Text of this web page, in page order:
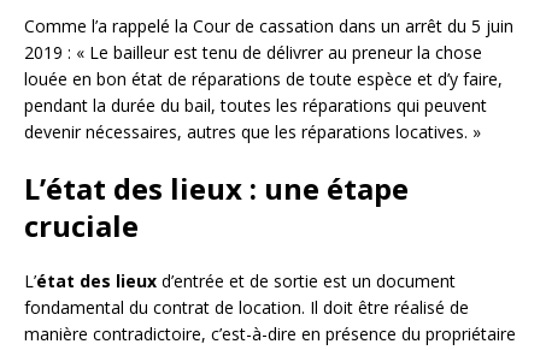
Comme l’a rappelé la Cour de cassation dans un arrêt du 5 juin
2019 : « Le bailleur est tenu de délivrer au preneur la chose
louée en bon état de réparations de toute espèce et d’y faire,
pendant la durée du bail, toutes les réparations qui peuvent
devenir nécessaires, autres que les réparations locatives. »
L’état des lieux : une étape
cruciale
L’état des lieux d’entrée et de sortie est un document
fondamental du contrat de location. Il doit être réalisé de
manière contradictoire, c’est-à-dire en présence du propriétaire